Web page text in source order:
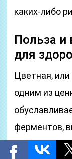
каких-либо
Польза и
для
Цветная, или
одним из
ферментов,